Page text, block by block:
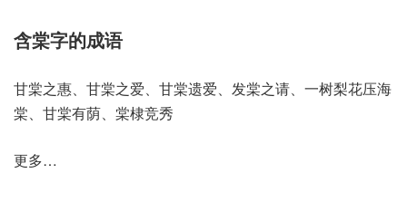
含棠字的成语
甘棠之惠、甘棠之爱、甘棠遗爱、发棠之请、一树梨花压海
棠、甘棠有荫、棠棣竞秀
更多…